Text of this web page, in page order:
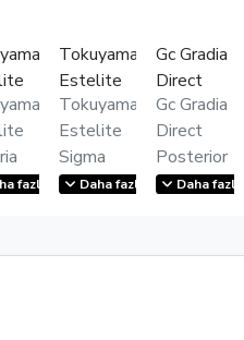
fazla göster
Tokuyama
Estelite
Sigma
Quick
Kompozit
Tokuyama
Estelite
Sigma
Quick
Estelite
Daha fazla göster
Gc Gradia
Direct
Posterior
Kompozit
Refil
Gc Gradia
Direct
Posterior
Kompozit
Direct
Daha